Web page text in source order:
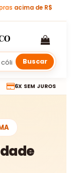
acima de R$
Buscar
6X SEM JUROS